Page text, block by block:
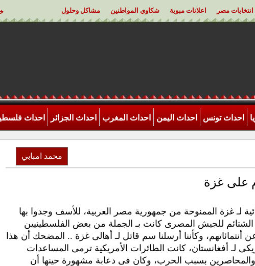
مصر اعلانات مبوبة شكاوي المواطنين
مشاكل وحلول
احداث تونس احداث اليمن احداث المغرب احداث الجزائر احداث
محمد امبابي
على غزة
لـ غزة الممنوحة من جمهورية مصر العربية، للأسف وجدوا بها
للجيش المصرى كانت بـ الجملة من بعض الفلسطينيين
وكأننا أرسلنا سم قاتل لـ أهالى غزة .. المضحك أن هذا
لـ أفغانستان، كانت الطائرات الأمريكية ترمى المساعدات
والمحاصرين بسبب الحرب، وكان فى دعابة مشهورة حينها أن